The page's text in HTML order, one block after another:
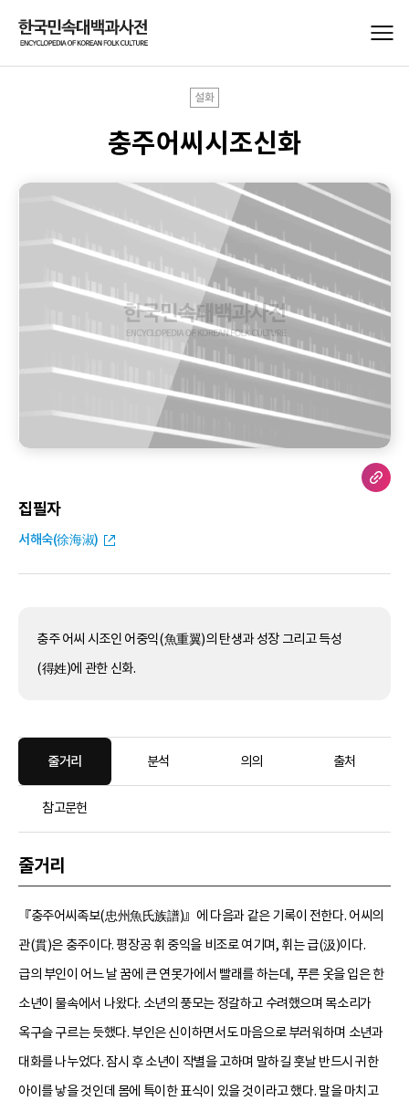
설화
충주어씨시조신화
집필자
서해숙(徐海淑)
충주 어씨 시조인 어중익(魚重翼)의 탄생과 성장 그리고 득성
(得姓)에 관한 신화.
줄거리 분석 의의 출처
참고문헌
줄거리
『충주어씨족보(忠州魚氏族譜)』에 다음과 같은 기록이 전한다. 어씨의
관(貫)은 충주이다. 평장공 휘 중익을 비조로 여기며, 휘는 급(汲)이다.
급의 부인이 어느 날 꿈에 큰 연못가에서 빨래를 하는데, 푸른 옷을 입은 한
소년이 물속에서 나왔다. 소년의 풍모는 정갈하고 수려했으며 목소리가
옥구슬 구르는 듯했다. 부인은 신이하면서도 마음으로 부러워하며 소년과
대화를 나누었다. 잠시 후 소년이 작별을 고하며 말하길 훗날 반드시 귀한
아이를 낳을 것인데 몸에 특이한 표식이 있을 것이라고 했다. 말을 마치고